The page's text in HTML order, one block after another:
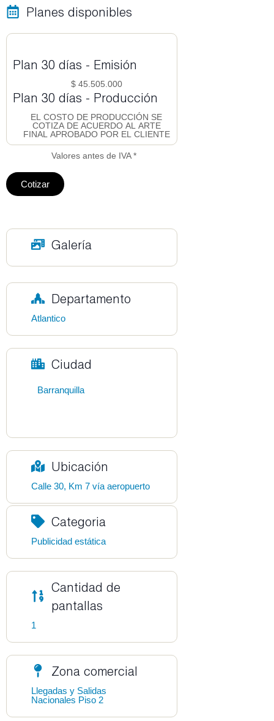
Planes disponibles
Plan 30 días - Emisión
$ 45.505.000
Plan 30 días - Producción
EL COSTO DE PRODUCCIÓN SE
COTIZA DE ACUERDO AL ARTE
FINAL APROBADO POR EL CLIENTE
Valores antes de IVA *
Cotizar
Galería
Departamento
Atlantico
Ciudad
Barranquilla
Ubicación
Calle 30, Km 7 vía aeropuerto
Categoria
Publicidad estática
Cantidad de
pantallas
1
Zona comercial
Llegadas y Salidas
Nacionales Piso 2